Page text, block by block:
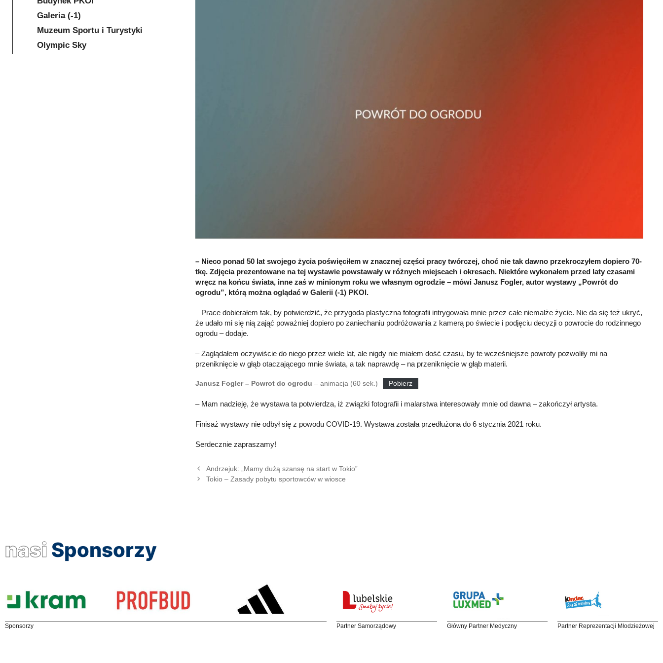
– Nieco ponad 50 lat swojego życia poświęciłem w znacznej części pracy twórczej, choć nie tak dawno przekroczyłem dopiero 70-
tkę. Zdjęcia prezentowane na tej wystawie powstawały w różnych miejscach i okresach. Niektóre wykonałem przed laty czasami
wręcz na końcu świata, inne zaś w minionym roku we własnym ogrodzie – mówi Janusz Fogler, autor wystawy „Powrót do
ogrodu”, którą można oglądać w Galerii (-1) PKOl.
– Prace dobierałem tak, by potwierdzić, że przygoda plastyczna fotografii intrygowała mnie przez całe niemalże życie. Nie da się też ukryć,
że udało mi się nią zająć poważniej dopiero po zaniechaniu podróżowania z kamerą po świecie i podjęciu decyzji o powrocie do rodzinnego
ogrodu – dodaje.
– Zaglądałem oczywiście do niego przez wiele lat, ale nigdy nie miałem dość czasu, by te wcześniejsze powroty pozwoliły mi na
przeniknięcie w głąb otaczającego mnie świata, a tak naprawdę – na przeniknięcie w głąb materii.
Janusz Fogler – Powrot do ogrodu – animacja (60 sek.) Pobierz
– Mam nadzieję, że wystawa ta potwierdza, iż związki fotografii i malarstwa interesowały mnie od dawna – zakończył artysta.
Finisaż wystawy nie odbył się z powodu COVID-19. Wystawa została przedłużona do 6 stycznia 2021 roku.
Serdecznie zapraszamy!
Andrzejuk: „Mamy dużą szansę na start w Tokio”
Tokio – Zasady pobytu sportowców w wiosce
Galeria (-1)
Muzeum Sportu i Turystyki
Olympic Sky
nasi Sponsorzy
Sponsorzy Partner Samorządowy Główny Partner Medyczny Partner Reprezentacji Młodzieżowej